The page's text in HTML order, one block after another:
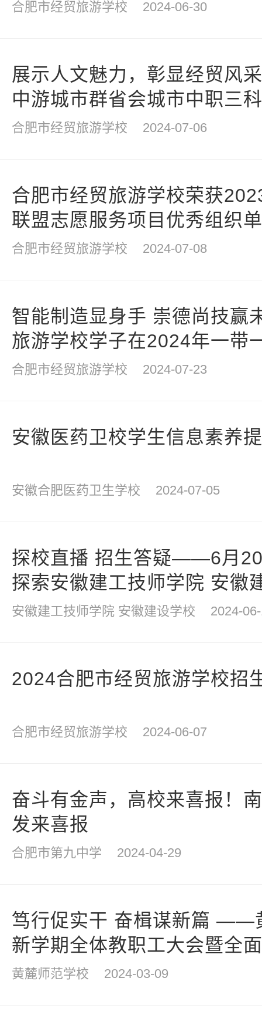
合肥市经贸旅游学校 2024-06-30
展示人文魅力，彰显经贸风
中游城市群省会城市中职三
一等奖
合肥市经贸旅游学校 2024-07-06
合肥市经贸旅游学校荣获
联盟志愿服务项目优秀组织
合肥市经贸旅游学校 2024-07-08
智能制造显身手 崇德尚技
旅游学校学子在2024年一带
发展与技术创新大赛中荣获
合肥市经贸旅游学校 2024-07-23
安徽医药卫校学生信息素养
安徽合肥医药卫生学校 2024-07-05
探校直播 招生答疑——6月
探索安徽建工技师学院 安徽
安徽建工技师学院 安徽建设学校 2024-
2024合肥市经贸旅游学校招
合肥市经贸旅游学校 2024-06-07
奋斗有金声，高校来喜报！
发来喜报
合肥市第九中学 2024-04-29
笃行促实干 奋楫谋新篇 ——
新学期全体教职工大会暨全
黄麓师范学校 2024-03-09